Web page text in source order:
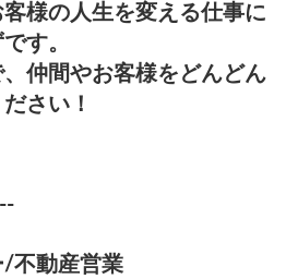
様の人生を変える仕事に
す。
仲間やお客様をどんどん
さい！
/不動産営業